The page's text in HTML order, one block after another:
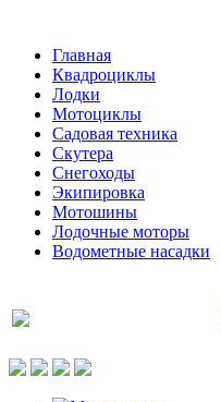
Главная
Квадроциклы
Лодки
Мотоциклы
Садовая техника
Скутера
Снегоходы
Экипировка
Мотошины
Лодочные моторы
Водометные насадки